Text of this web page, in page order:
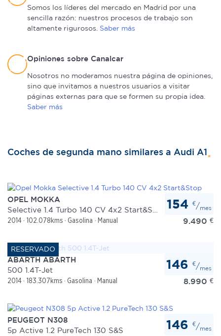
Las cookies de este sitio web se usan para personalizar
el contenido y los anuncios, ofrecer funciones de redes
información sobre el uso que haga del sitio web con
nuestros partners de redes sociales, publicidad y análisis
web, quienes pueden combinarla con otra información
que les haya proporcionado o que hayan recopilado a
partir del uso que haya hecho de sus servicios.
Somos los líderes del mercado en Madrid por una
sencilla razón: nuestros procesos de trabajo son
altamente rigurosos. Saber más
Opiniones sobre Canalcar
Nosotros no moderamos nuestra página de opiniones,
sino que invitamos a nuestros usuarios a visitar
páginas externas para que se formen su propia idea.
Saber más
Coches de segunda mano similares a Audi A1
OPEL MOKKA
Selective 1.4 Turbo 140 CV 4x2 Start&Stop
2014 102.078kms Gasolina Manual 9.490 €
154 €/mes
ABARTH ABARTH
500 1.4T-Jet
2014 183.307kms Gasolina Manual 8.990 €
146 €/mes
PEUGEOT N308
5p Active 1.2 PureTech 130 S&S
146 €/mes